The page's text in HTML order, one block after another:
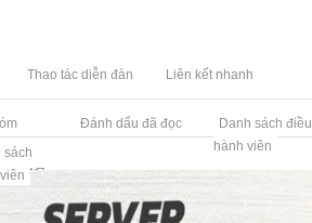
sách
Thao tác diễn đàn
Đánh dấu đã đọc
Liên kết nhanh
Danh sách điều
hành viên